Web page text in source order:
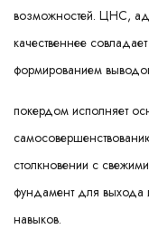
возможностей. ЦНС,
качественнее
формированием
покердом исполняет
столкновении с
фундамент для выхода
навыков.